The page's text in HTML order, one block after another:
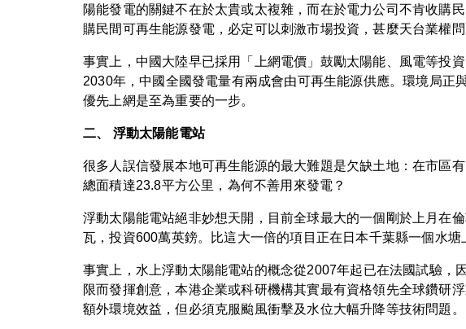
陽能發電的關鍵不在於太貴或太複雜，而在於電力公司不肯收購
購民間可再生能源發電，必定可以刺激市場投資，甚麼天台業權
事實上，中國大陸早已採用「上網電價」鼓勵太陽能、風電等投
2030年，中國全國發電量有兩成會由可再生能源供應。環境局
優先上網是至為重要的一步。
二、 浮動太陽能電站
很多人誤信發展本地可再生能源的最大難題是欠缺土地：在市區
總面積達23.8平方公里，為何不善用來發電？
浮動太陽能電站絕非妙想天開，目前全球最大的一個剛於上月在
瓦，投資600萬英鎊。比這大一倍的項目正在日本千葉縣一個水塘
事實上，水上浮動太陽能電站的概念從2007年起已在法國試驗，
限而發揮創意，本港企業或科研機構其實最有資格領先全球鑽研
額外環境效益，但必須克服颱風衝擊及水位大幅升降等技術問題。